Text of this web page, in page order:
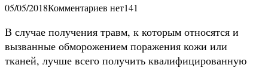
05/05/2018Комментариев нет141
В случае получения травм, к которым относятся и
вызванные обморожением поражения кожи или
тканей, лучше всего получить квалифицированную